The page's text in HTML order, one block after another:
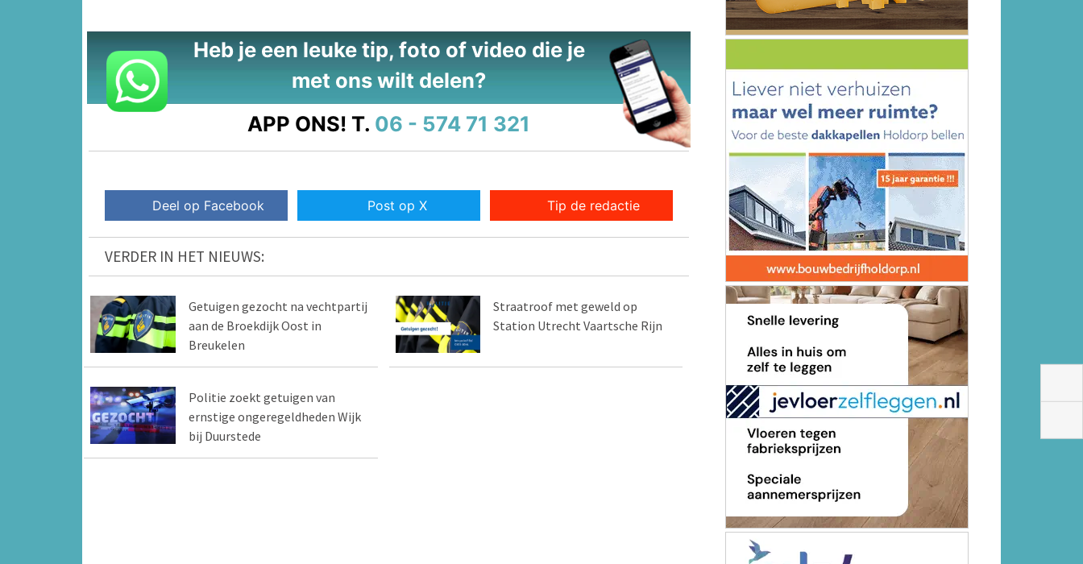
Heb je een leuke tip, foto of video die je
met ons wilt delen?
APP ONS! T. 06 - 574 71 321
Deel op Facebook Post op X Tip de redactie
VERDER IN HET NIEUWS:
Getuigen gezocht na vechtpartij
aan de Broekdijk Oost in
Breukelen
Straatroof met geweld op
Station Utrecht Vaartsche Rijn
Politie zoekt getuigen van
ernstige ongeregeldheden Wijk
bij Duurstede